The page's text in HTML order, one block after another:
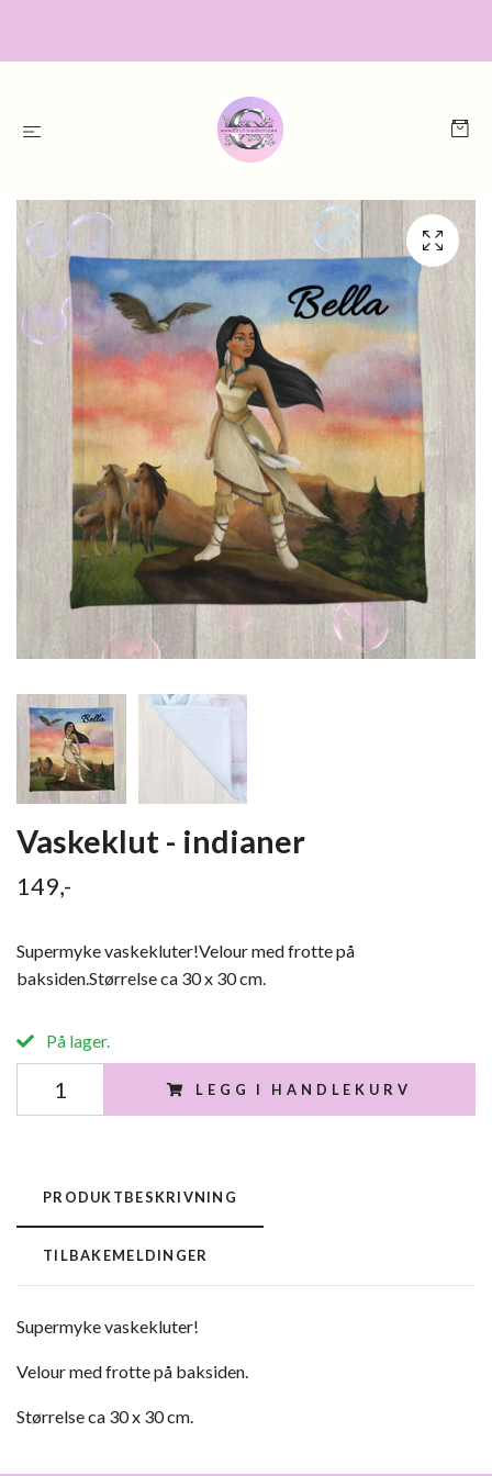
Vaskeklut - indianer
149,-
Supermyke vaskekluter!Velour med frotte på
baksiden.Størrelse ca 30 x 30 cm.
På lager.
LEGG I HANDLEKURV
PRODUKTBESKRIVNING
TILBAKEMELDINGER
Supermyke vaskekluter!
Velour med frotte på baksiden.
Størrelse ca 30 x 30 cm.